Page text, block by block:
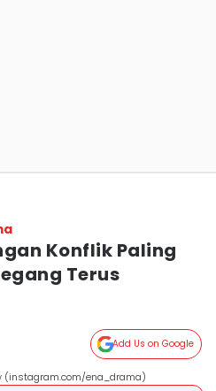
Konflik Paling
Terus
Add Us on Google
(instagram.com/ena_drama)